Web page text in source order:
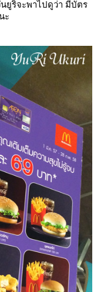
ยูริจะพาไปดูว่า มีบัตร
ะ